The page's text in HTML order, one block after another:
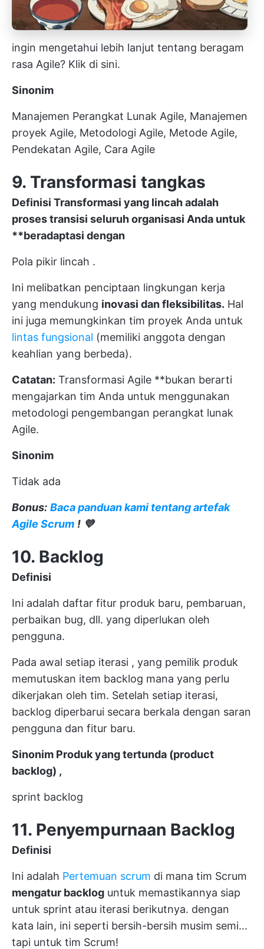
ingin mengetahui lebih lanjut tentang beragam
rasa Agile? Klik di sini.
Sinonim
Manajemen Perangkat Lunak Agile, Manajemen
proyek Agile, Metodologi Agile, Metode Agile,
Pendekatan Agile, Cara Agile
9. Transformasi tangkas
Definisi Transformasi yang lincahadalah
prosestransisi seluruh organisasi Anda untuk
**beradaptasi dengan
Pola pikir lincah .
Ini melibatkan penciptaan lingkungan kerja
yang mendukung inovasi dan fleksibilitas. Hal
ini juga memungkinkan tim proyek Anda untuk
lintas fungsional (memiliki anggota dengan
keahlian yang berbeda).
Catatan: Transformasi Agile **bukan berarti
mengajarkan tim Anda untuk menggunakan
metodologi pengembangan perangkat lunak
Agile.
Sinonim
Tidak ada
Bonus: Baca panduan kami tentang artefak
Agile Scrum ! 💜
10. Backlog
Definisi
Ini adalah daftar fitur produk baru, pembaruan,
perbaikan bug, dll. yang diperlukan oleh
pengguna.
Pada awal setiap iterasi , yang pemilik produk
memutuskan item backlog mana yang perlu
dikerjakan oleh tim. Setelah setiap iterasi,
backlog diperbarui secara berkala dengan saran
pengguna dan fitur baru.
Sinonim Produk yang tertunda (product
backlog) ,
sprint backlog
11. Penyempurnaan Backlog
Definisi
Ini adalah Pertemuan scrum di mana tim Scrum
mengatur backlog untuk memastikannya siap
untuk sprint atau iterasi berikutnya. dengan
kata lain, ini seperti bersih-bersih musim semi...
tapi untuk tim Scrum!